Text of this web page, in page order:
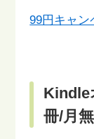
99円キャン
Kindle
冊/月